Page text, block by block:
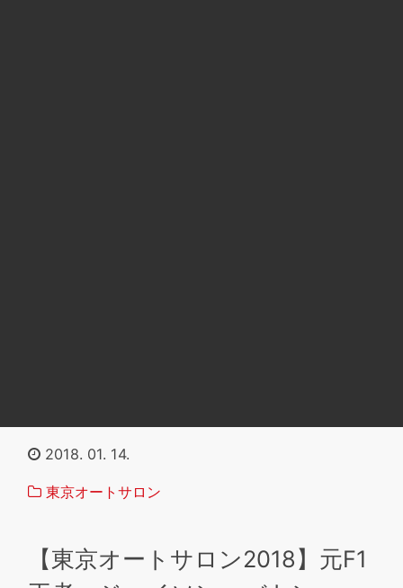
2018. 01. 14.
東京オートサロン
【東京オートサロン2018】元F1